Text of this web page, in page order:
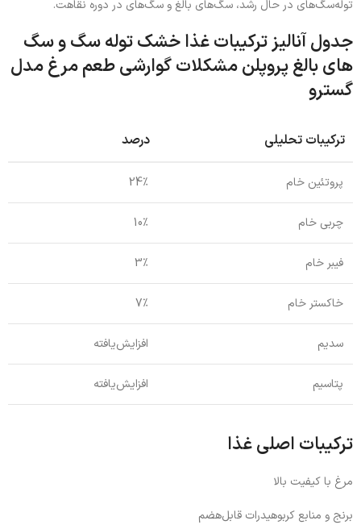
توله‌سگ‌های در حال رشد، سگ‌های بالغ و سگ‌های در دوره نقاهت.
جدول آنالیز ترکیبات غذا خشک توله سگ و سگ
های بالغ پروپلن مشکلات گوارشی طعم مرغ مدل
گسترو
ترکیبات تحلیلی درصد
پروتئین خام 24٪
چربی خام 10٪
فیبر خام 3٪
خاکستر خام 7٪
سدیم افزایش‌یافته
پتاسیم افزایش‌یافته
ترکیبات اصلی غذا
مرغ با کیفیت بالا
برنج و منابع کربوهیدرات قابل‌هضم